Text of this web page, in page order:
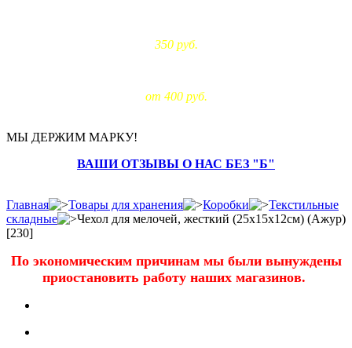
350 руб.
от 400 руб.
МЫ ДЕРЖИМ МАРКУ!
ВАШИ ОТЗЫВЫ О НАС БЕЗ "Б"
Главная Товары для хранения Коробки
Текстильные
складные
Чехол для мелочей, жесткий (25х15х12см) (Ажур)
[230]
По экономическим причинам мы были вынуждены
приостановить работу наших магазинов.